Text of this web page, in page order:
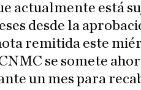
actualmente está
desde la
remitida este
se somete
un mes para